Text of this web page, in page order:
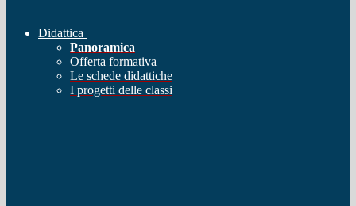
Didattica
Panoramica
Offerta formativa
Le schede didattiche
I progetti delle classi